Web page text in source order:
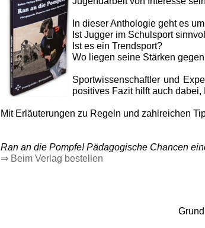
In dieser Anthologie geht es
Ist Jugger im Schulsport
Ist es ein Trendsport?
Wo liegen seine Stärken
Sportwissenschaftler und
positives Fazit hilft auch
Mit Erläuterungen zu Regeln und zahlreichen
Ran an die Pompfe! Pädagogische Chancen
⇒ Beim Verlag bestellen